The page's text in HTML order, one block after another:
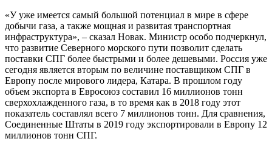
«У уже имеется самый большой потенциал в мире в сфере
добычи газа, а также мощная и развитая транспортная
инфраструктура», – сказал Новак. Министр особо подчеркнул,
что развитие Северного морского пути позволит сделать
поставки СПГ более быстрыми и более дешевыми. Россия уже
сегодня является вторым по величине поставщиком СПГ в
Европу после мирового лидера, Катара. В прошлом году
объем экспорта в Евросоюз составил 16 миллионов тонн
сверхохлажденного газа, в то время как в 2018 году этот
показатель составлял всего 7 миллионов тонн. Для сравнения,
Соединенные Штаты в 2019 году экспортировали в Европу 12
миллионов тонн СПГ.